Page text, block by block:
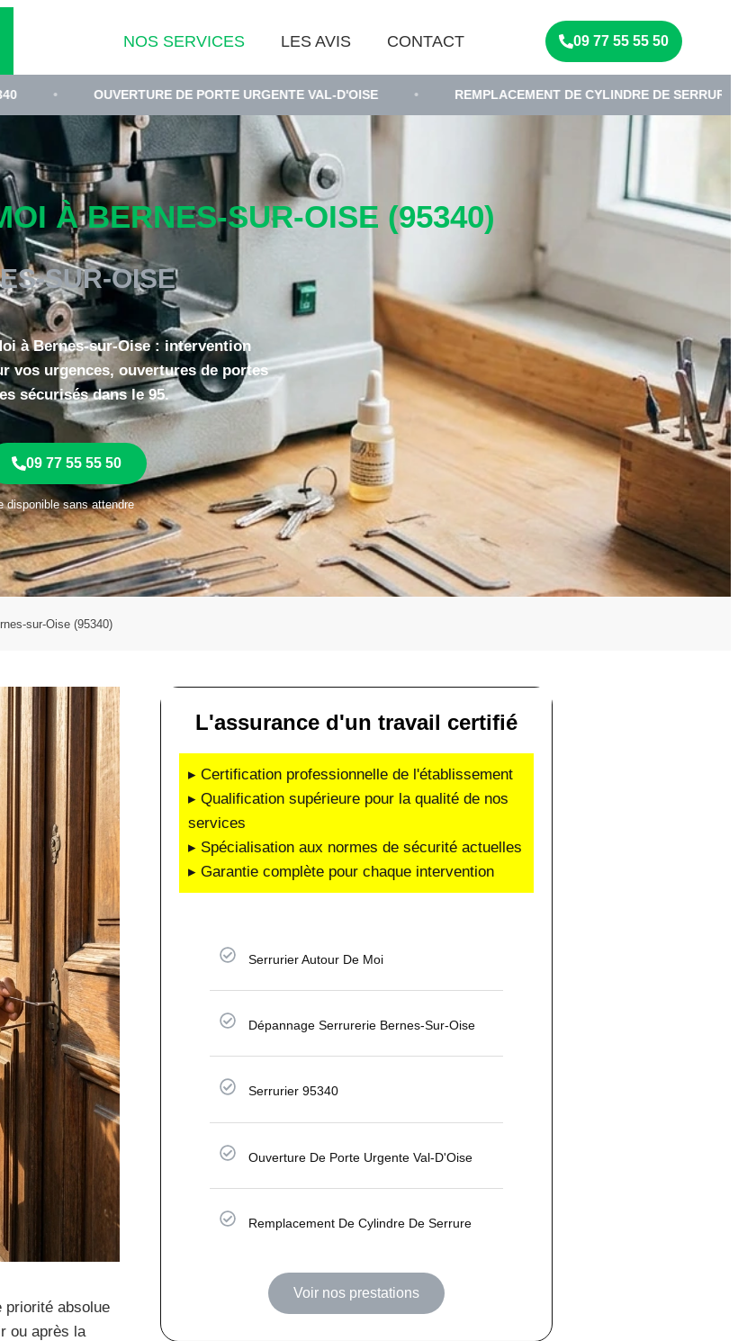
NOS SERVICES LES AVIS CONTACT 09 77 55 55 50
DE PORTE URGENTE VAL-D'OISE • REMPLACEMENT DE CYLINDRE DE SERRURE •
À BERNES-SUR-OISE (95340)
SUR-OISE
à Bernes-sur-Oise : intervention
vos urgences, ouvertures de portes
sécurisés dans le 95.
09 77 55 55 50
disponible sans attendre
sur-Oise (95340)
priorité absolue
ou après la
L'assurance d'un travail certifié
▸ Certification professionnelle de l'établissement
▸ Qualification supérieure pour la qualité de nos
services
▸ Spécialisation aux normes de sécurité actuelles
▸ Garantie complète pour chaque intervention
Serrurier Autour De Moi
Dépannage Serrurerie Bernes-Sur-Oise
Serrurier 95340
Ouverture De Porte Urgente Val-D'Oise
Remplacement De Cylindre De Serrure
Voir nos prestations